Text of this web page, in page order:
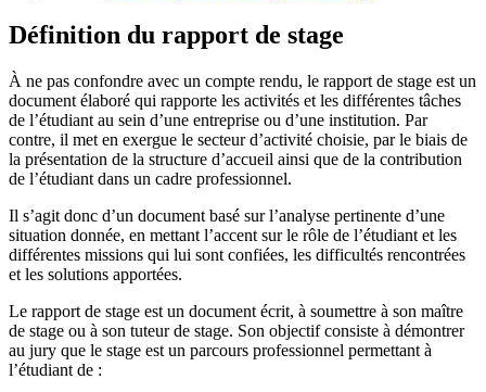
Définition du rapport de stage
À ne pas confondre avec un compte rendu, le rapport de stage est un
document élaboré qui rapporte les activités et les différentes tâches
de l’étudiant au sein d’une entreprise ou d’une institution. Par
contre, il met en exergue le secteur d’activité choisie, par le biais de
la présentation de la structure d’accueil ainsi que de la contribution
de l’étudiant dans un cadre professionnel.
Il s’agit donc d’un document basé sur l’analyse pertinente d’une
situation donnée, en mettant l’accent sur le rôle de l’étudiant et les
différentes missions qui lui sont confiées, les difficultés rencontrées
et les solutions apportées.
Le rapport de stage est un document écrit, à soumettre à son maître
de stage ou à son tuteur de stage. Son objectif consiste à démontrer
au jury que le stage est un parcours professionnel permettant à
l’étudiant de :